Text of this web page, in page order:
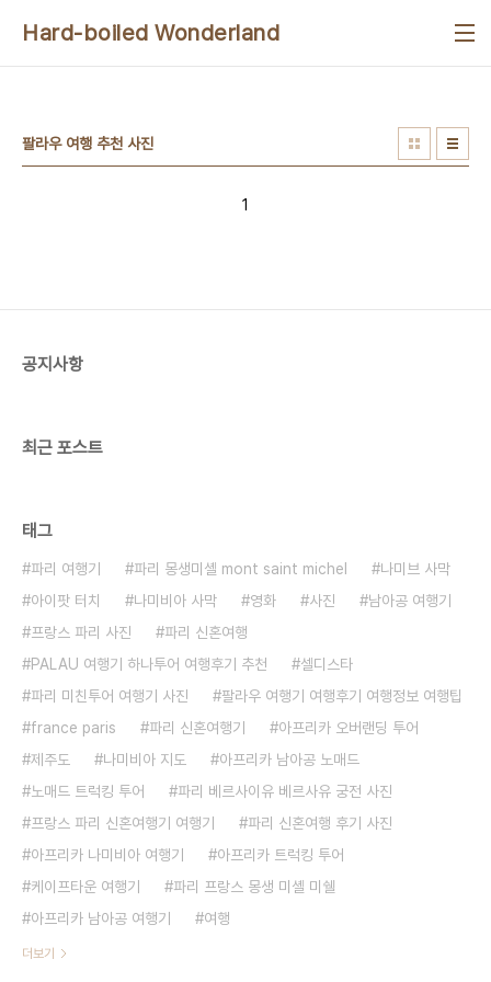
Hard-boiled Wonderland
팔라우 여행 추천 사진
1
공지사항
최근 포스트
태그
파리 여행기 파리 몽생미셸 mont saint michel
나미브 사막
아이팟 터치
나미비아 사막 영화 사진
남아공 여행기
프랑스 파리 사진
파리 신혼여행
PALAU 여행기 하나투어 여행후기 추천
셀디스타
파리 미친투어 여행기 사진
팔라우 여행기 여행후기 여행정보 여행팁
france paris
파리 신혼여행기
아프리카 오버랜딩 투어
제주도
나미비아 지도
아프리카 남아공 노매드
노매드 트럭킹 투어
파리 베르사이유 베르사유 궁전 사진
프랑스 파리 신혼여행기 여행기
파리 신혼여행 후기 사진
아프리카 나미비아 여행기
아프리카 트럭킹 투어
케이프타운 여행기
파리 프랑스 몽생 미셸 미쉘
아프리카 남아공 여행기
여행
더보기